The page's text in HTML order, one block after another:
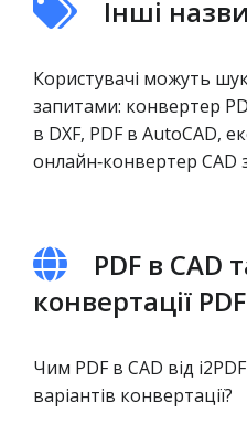
Інші
Користувачі можуть
запитами: конвертер
в DXF, PDF в AutoCAD,
онлайн‑конвертер CAD
PDF в CAD
конвертації
Чим PDF в CAD від
варіантів конвертації?